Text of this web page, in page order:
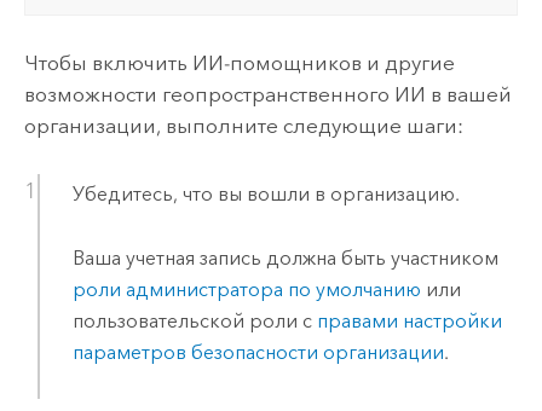
Чтобы включить ИИ-помощников и другие
возможности геопространственного ИИ в вашей
организации, выполните следующие шаги:
Убедитесь, что вы вошли в организацию.
Ваша учетная запись должна быть участником
роли администратора по умолчанию или
пользовательской роли с правами настройки
параметров безопасности организации.